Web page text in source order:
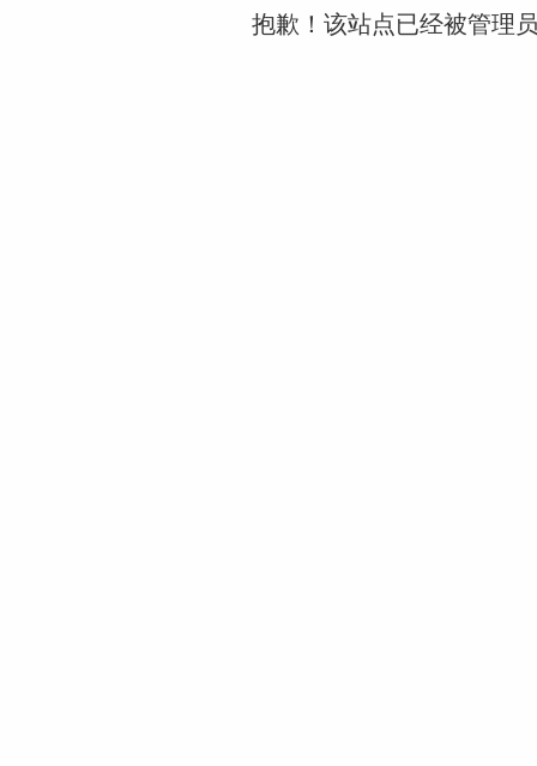
抱歉！该站点已经被管理